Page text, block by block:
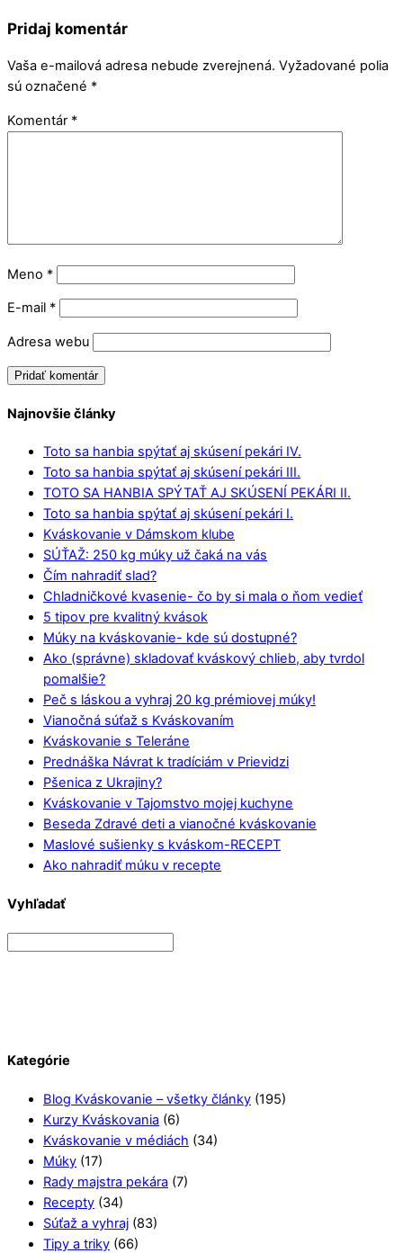
Pridaj komentár
Vaša e-mailová adresa nebude zverejnená. Vyžadované polia
sú označené *
Komentár *
Meno *
E-mail *
Adresa webu
Najnovšie články
Toto sa hanbia spýtať aj skúsení pekári IV.
Toto sa hanbia spýtať aj skúsení pekári III.
TOTO SA HANBIA SPÝTAŤ AJ SKÚSENÍ PEKÁRI II.
Toto sa hanbia spýtať aj skúsení pekári I.
Kváskovanie v Dámskom klube
SÚŤAŽ: 250 kg múky už čaká na vás
Čím nahradiť slad?
Chladničkové kvasenie- čo by si mala o ňom vedieť
5 tipov pre kvalitný kvások
Múky na kváskovanie- kde sú dostupné?
Ako (správne) skladovať kváskový chlieb, aby tvrdol
pomalšie?
Peč s láskou a vyhraj 20 kg prémiovej múky!
Vianočná súťaž s Kváskovaním
Kváskovanie s Teleráne
Prednáška Návrat k tradíciám v Prievidzi
Pšenica z Ukrajiny?
Kváskovanie v Tajomstvo mojej kuchyne
Beseda Zdravé deti a vianočné kváskovanie
Maslové sušienky s kváskom-RECEPT
Ako nahradiť múku v recepte
Vyhľadať
Kategórie
Blog Kváskovanie – všetky články (195)
Kurzy Kváskovania (6)
Kváskovanie v médiách (34)
Múky (17)
Rady majstra pekára (7)
Recepty (34)
Súťaž a vyhraj (83)
Tipy a triky (66)